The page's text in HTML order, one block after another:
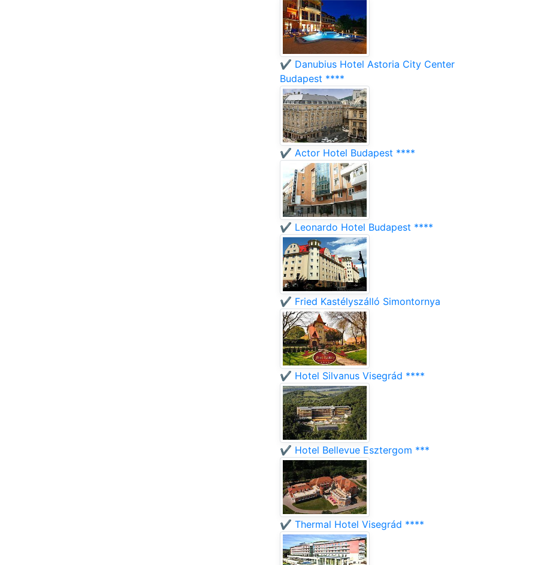
✔️ Danubius Hotel Astoria City Center
Budapest ****
✔️ Actor Hotel Budapest ****
✔️ Leonardo Hotel Budapest ****
✔️ Fried Kastélyszálló Simontornya
✔️ Hotel Silvanus Visegrád ****
✔️ Hotel Bellevue Esztergom ***
✔️ Thermal Hotel Visegrád ****